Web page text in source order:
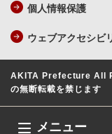
メニュー
個人情報保護
ウェブアクセシビ
AKITA Prefecture All
の無断転載を禁じます